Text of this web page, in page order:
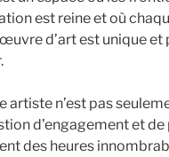
est reine et où
d’art est unique
artiste n’est pas
d’engagement et
des heures